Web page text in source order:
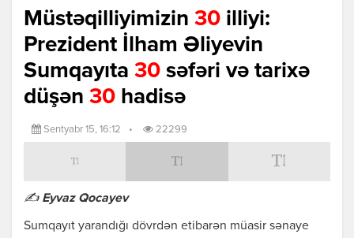
Müstəqilliyimizin 30 illiyi:
Prezident İlham Əliyevin
Sumqayıta 30 səfəri və tarixə
düşən 30 hadisə
Sentyabr 15, 16:12 • 22299
✍ Eyvaz Qocayev
Sumqayıt yarandığı dövrdən etibarən müasir sənaye